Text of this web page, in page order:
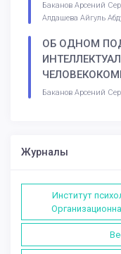
Баканов Арсений
Алдашева Айгуль
ОБ ОДНОМ
Баканов Арсений
Журналы
Институт